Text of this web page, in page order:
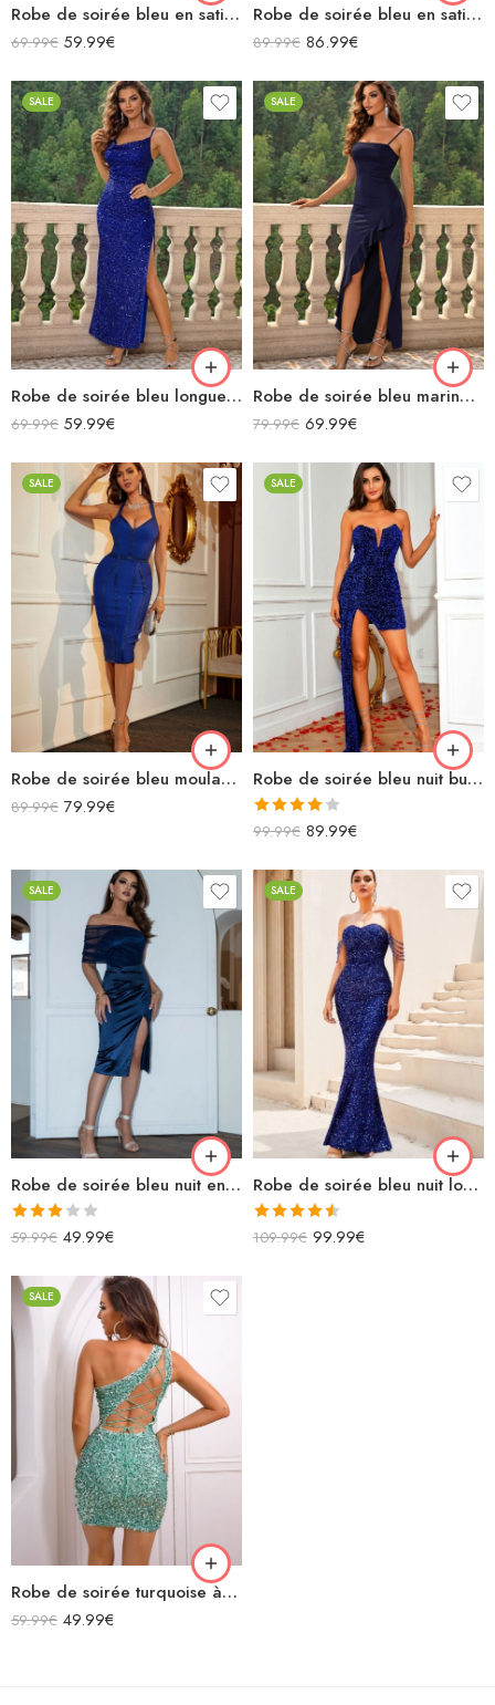
Robe de soirée bleu en satin épaules dénudées fendue
69.99€ 59.99€
Robe de soirée bleu en satin longue asymétrique épaules dénudées fendue
89.99€ 86.99€
SALE
Robe de soirée bleu longue col bénitier bretelles spaghettis fendu à paillettes
69.99€ 59.99€
SALE
Robe de soirée bleu marine en satin longue bretelles spaghettis fendue à volants col carré
79.99€ 69.99€
SALE
Robe de soirée bleu moulante midi à bretelles décolleté à paillettes
89.99€ 79.99€
SALE
Robe de soirée bleu nuit bustier courte à paillettes avec fente asymétrique
Note
5
99.99€ 89.99€
SALE
Robe de soirée bleu nuit en satin asymétrique fendue mi longue
Note
sur 5
59.99€ 49.99€
SALE
Robe de soirée bleu nuit longue à paillettes sirène épaules dénudées avec chaînettes sur les épaules
Note4.50
109.99€ 99.99€
SALE
Robe de soirée turquoise à paillettes asymétrique courte moulante sans manches avec lacets dans le dos
59.99€ 49.99€